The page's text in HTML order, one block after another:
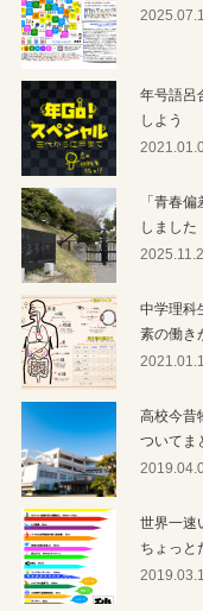
年号語呂
しよう
「青春
しました
中学理科
素の働き
高校今昔
ついてま
世界一速
ちょっと